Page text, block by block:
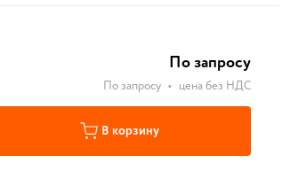
По запросу
По запросу • цена без НДС
В корзину